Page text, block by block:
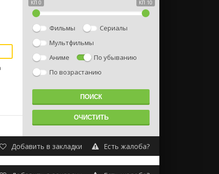
КП 0 КП 10
Фильмы
Сериалы
Мультфильмы
Аниме
По убыванию
По возрастанию
Добавить в закладки Есть жалоба?